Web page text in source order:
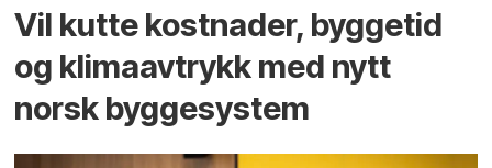
Vil kutte kostnader, byggetid
og klima­avtrykk med nytt
norsk bygge­system